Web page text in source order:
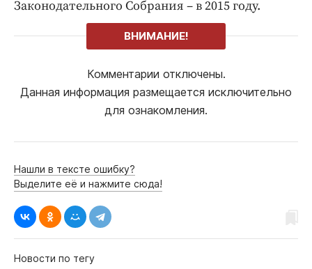
Законодательного Собрания – в 2015 году.
ВНИМАНИЕ!
Комментарии отключены.
Данная информация размещается исключительно
для ознакомления.
Нашли в тексте ошибку?
Выделите её и нажмите сюда!
Новости по тегу